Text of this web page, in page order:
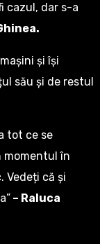
cazul, dar s-a
și își
său și de restul
tot ce se
momentul în
Vedeți că și
– Raluca